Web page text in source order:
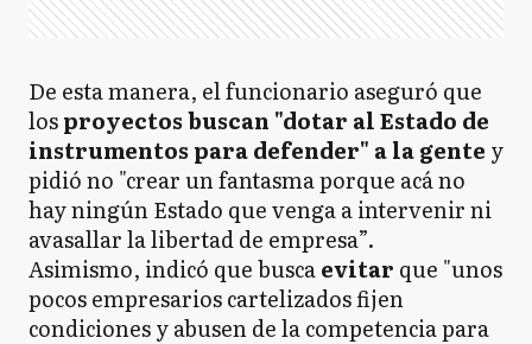
De esta manera, el funcionario aseguró que
losproyectos buscan "dotar al Estado de
instrumentos para defender" a la gente y
pidió no "crear un fantasma porque acá no
hay ningún Estado que venga a intervenir ni
avasallar la libertad de empresa”.
Asimismo, indicó que buscaevitar que "unos
pocos empresarios cartelizados fijen
condiciones y abusen de la competencia para